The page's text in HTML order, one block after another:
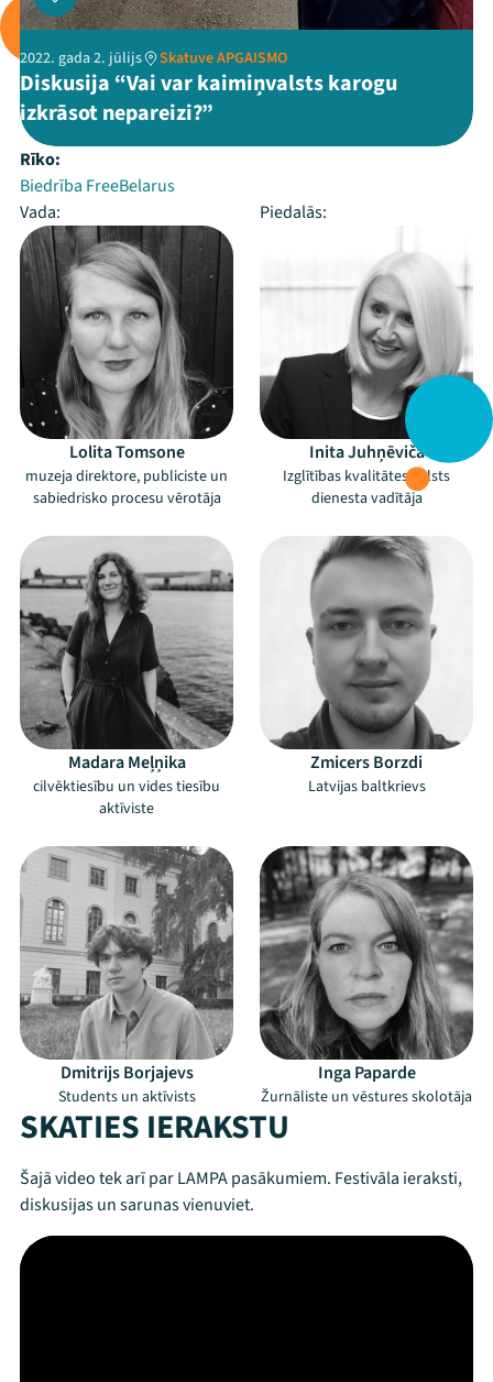
2022. gada 2. jūlijs Skatuve APGAISMO
Diskusija “Vai var kaimiņvalsts karogu
izkrāsot nepareizi?”
Rīko:
Biedrība FreeBelarus
Vada:
Piedalās:
Lolita Tomsone
muzeja direktore, publiciste un
sabiedrisko procesu vērotāja
Inita Juhņēviča
Izglītības kvalitātes valsts
dienesta vadītāja
Madara Meļņika
cilvēktiesību un vides tiesību
aktīviste
Zmicers Borzdi
Latvijas baltkrievs
Dmitrijs Borjajevs
Students un aktīvists
Inga Paparde
Žurnāliste un vēstures skolotāja
SKATIES IERAKSTU
Šajā video tek arī par LAMPA pasākumiem. Festivāla ieraksti,
diskusijas un sarunas vienuviet.